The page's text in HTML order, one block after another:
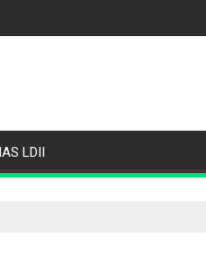
Kursus Kilat Teknisi AC
Muda, Ketua DPD LDII
LDII